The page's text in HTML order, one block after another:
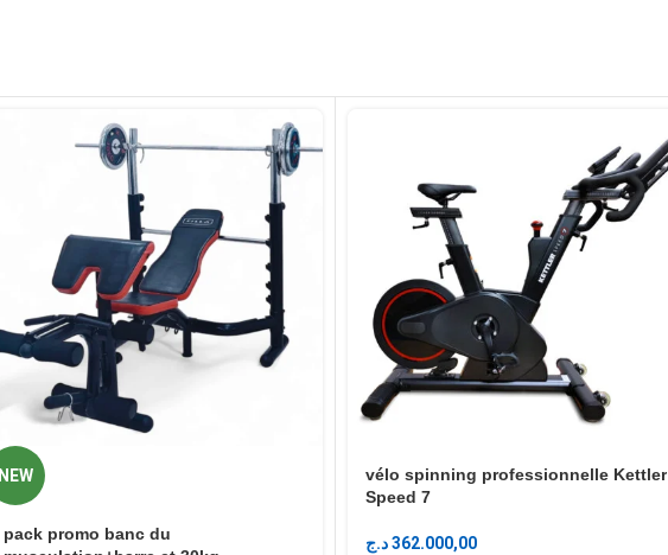
NEW
pack promo banc du
vélo spinning professionnelle Kettler
Speed ​​7
362.000,00د.ج